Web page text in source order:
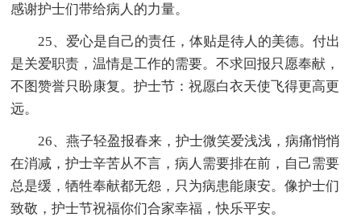
感谢护士们带给病人的力量。
25、爱心是自己的责任，体贴是待人的美德。付出
是关爱职责，温情是工作的需要。不求回报只愿奉献，
不图赞誉只盼康复。护士节：祝愿白衣天使飞得更高更
远。
26、燕子轻盈报春来，护士微笑爱浅浅，病痛悄悄
在消减，护士辛苦从不言，病人需要排在前，自己需要
总是缓，牺牲奉献都无怨，只为病患能康安。像护士们
致敬，护士节祝福你们合家幸福，快乐平安。